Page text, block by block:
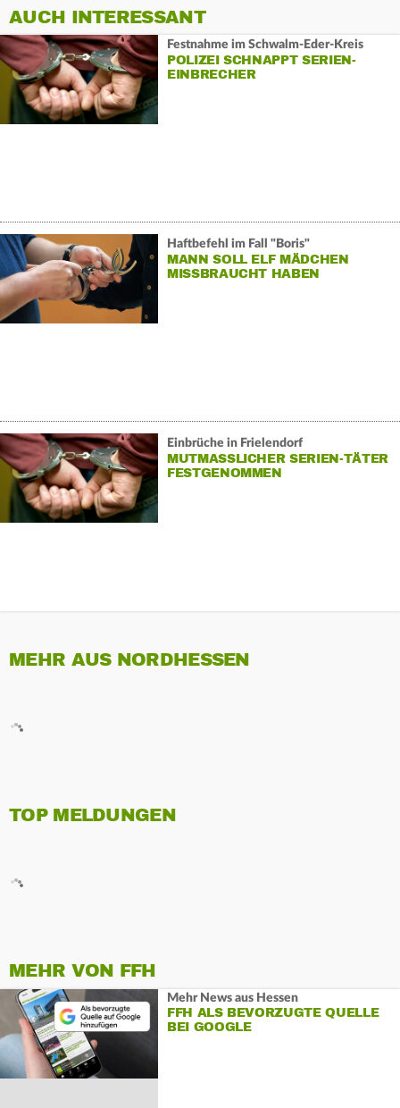
AUCH INTERESSANT
Festnahme im Schwalm-Eder-Kreis
POLIZEI SCHNAPPT SERIEN-
EINBRECHER
Haftbefehl im Fall "Boris"
MANN SOLL ELF MÄDCHEN
MISSBRAUCHT HABEN
Einbrüche in Frielendorf
MUTMASSLICHER SERIEN-TÄTER F
ESTGENOMMEN
MEHR AUS NORDHESSEN
TOP MELDUNGEN
MEHR VON FFH
Mehr News aus Hessen
FFH ALS BEVORZUGTE QUELLE
BEI GOOGLE